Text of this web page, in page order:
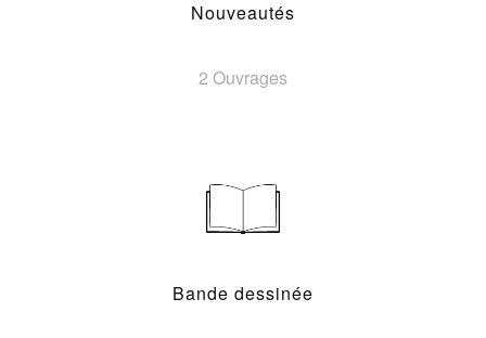
Nouveautés
2 Ouvrages
Bande dessinée